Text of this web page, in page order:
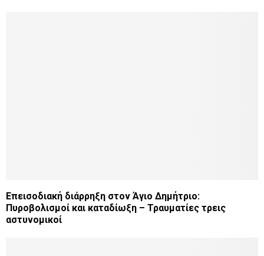
Επεισοδιακή διάρρηξη στον Άγιο Δημήτριο:
Πυροβολισμοί και καταδίωξη – Τραυματίες τρεις
αστυνομικοί